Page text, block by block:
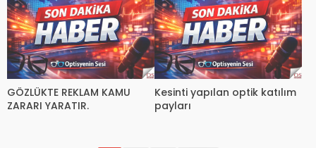
GÖZLÜKTE REKLAM KAMU
ZARARI YARATIR.
Kesinti yapılan optik katılım
payları